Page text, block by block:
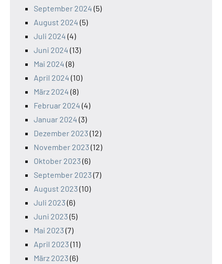
September 2024 (5)
August 2024 (5)
Juli 2024 (4)
Juni 2024 (13)
Mai 2024 (8)
April 2024 (10)
März 2024 (8)
Februar 2024 (4)
Januar 2024 (3)
Dezember 2023(12)
November 2023(12)
Oktober 2023(6)
September 2023(7)
August 2023(10)
Juli 2023(6)
Juni 2023(5)
Mai 2023(7)
April 2023(11)
März 2023(6)